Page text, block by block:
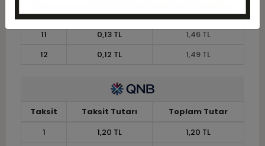
10
0,15 TL
1,45 TL
11
0,13 TL
1,46 TL
12
0,12 TL 1,49 TL
Taksit Taksit Tutarı
Toplam Tutar
1
1,20 TL
1,20 TL